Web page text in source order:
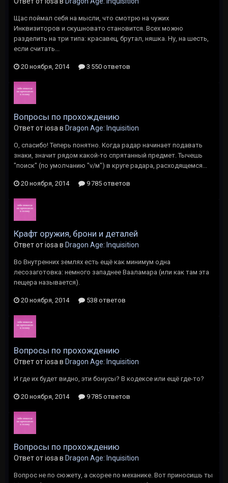
Щас поймал себя на мысли, что смотрю на чужих
Инквизиторов и скушновато становится. Всех можно
разделить на три типа: красавец, брутал, няшка. Ну, на шесть,
если считать...
20 ноября, 2014 3 550 ответов
Вопросы по прохождению
Ответ от iosa в Dragon Age: Inquisition
О, спасибо! Теперь понятно. Когда радар начинает подавать
знаки, значит рядом какой-то спрятанный предмет. Тычешь
"поиск" (по умолчанию "v/м") в круге радара, расходящемся...
20 ноября, 2014 9 785 ответов
Крафт оружия, брони и деталей
Ответ от iosa в Dragon Age: Inquisition
Во Внутренних землях есть ещё как минимум одна
лесозаготовка: немного западнее Вааламара (или как там эта
пещера называется).
20 ноября, 2014 538 ответов
Вопросы по прохождению
Ответ от iosa в Dragon Age: Inquisition
И где их будет видно, эти бонусы? В кодексе или ещё где-то?
20 ноября, 2014 9 785 ответов
Вопросы по прохождению
Ответ от iosa в Dragon Age: Inquisition
Вопрос не по сюжету, а скорее по механике. Вот приносишь ты